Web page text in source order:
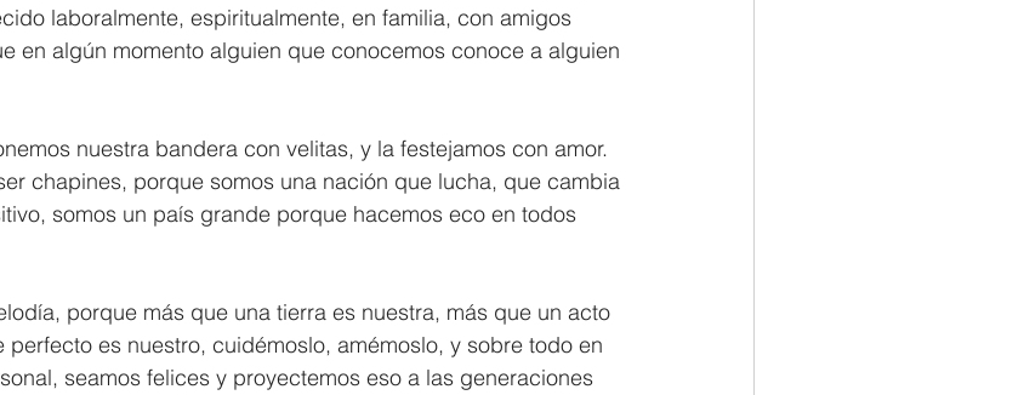
laboralmente, espiritualmente, en familia, con amigos
en algún momento alguien que conocemos conoce a alguien
nuestra bandera con velitas, y la festejamos con amor.
chapines, porque somos una nación que lucha, que cambia
somos un país grande porque hacemos eco en todos
porque más que una tierra es nuestra, más que un acto
es nuestro, cuidémoslo, amémoslo, y sobre todo en
seamos felices y proyectemos eso a las generaciones